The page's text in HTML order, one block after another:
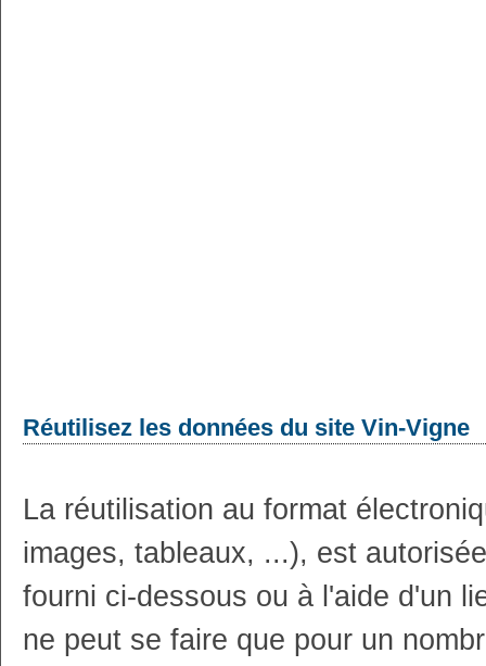
Réutilisez les données du site Vin-Vigne
La réutilisation au format
images, tableaux, ...), est
fourni ci-dessous ou à l'aide d'un
ne peut se faire que pour un